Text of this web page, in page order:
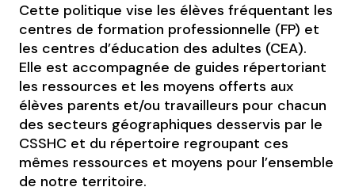
Cette politique vise les élèves fréquentant les
centres de formation professionnelle (FP) et
les centres d’éducation des adultes (CEA).
Elle est accompagnée de guides répertoriant
les ressources et les moyens offerts aux
élèves parents et/ou travailleurs pour chacun
des secteurs géographiques desservis par le
CSSHC et du répertoire regroupant ces
mêmes ressources et moyens pour l’ensemble
de notre territoire.